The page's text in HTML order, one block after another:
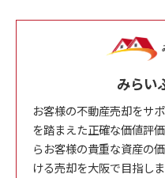
みらい
お客様の不動産売却をサ
を踏まえた正確な価値評
らお客様の貴重な資産の
ける売却を大阪で目指しま